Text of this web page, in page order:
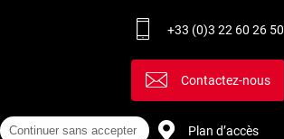
+33 (0)3 22 60 26 50
Contactez-nous
Plan d’accès
Continuer sans accepter